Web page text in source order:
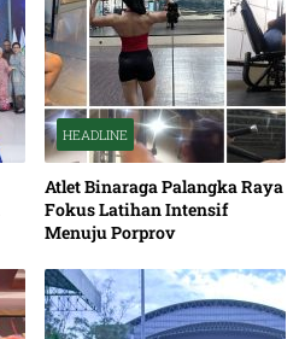
HEADLINE
Atlet Binaraga Palangka Raya
Fokus Latihan Intensif
Menuju Porprov